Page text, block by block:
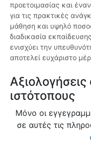
προετοιμασίας και
για τις πρακτικές
μάθηση και υψηλό
διαδικασία
ενισχύει την
αποτελεί ευχάριστο
ιστότοπους
Μόνο οι
σε αυτές τις